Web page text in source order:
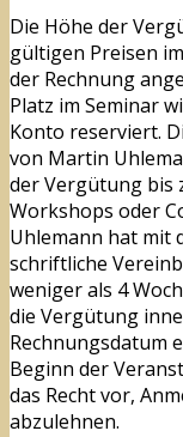
Die Höhe der
gültigen Preisen
der Rechnung
Platz im Seminar
Konto reserviert.
von Martin
der Vergütung bis
Workshops oder
Uhlemann hat mit
schriftliche
weniger als 4
die Vergütung
Rechnungsdatum
Beginn der
das Recht vor,
abzulehnen.